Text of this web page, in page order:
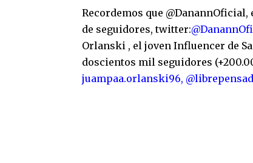
Recordemos que
de seguidores, twitter:
Orlanski , el joven Influencer de
doscientos mil seguidores
juampaa.orlanski96,